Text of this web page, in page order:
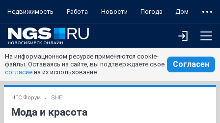
Недвижимость Работа Новости Погода Дом
На информационном ресурсе применяются cookie-
файлы. Оставаясь на сайте, вы подтверждаете свое
согласие на их использование.
Согласен
НГС.Форум SHE
Мода и красота